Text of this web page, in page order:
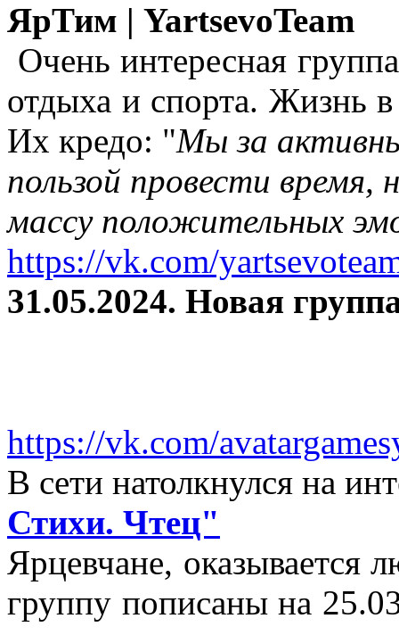
ЯрТим | YartsevoTeam
Очень интересная
отдыха и спорта. Жизнь
Их кредо: "Мы за
пользой провести время,
массу положительных
https://vk.com/
31.05.2024. Новая
https://vk.com/
В сети натолкнулся на
Стихи. Чтец"
Ярцевчане, оказывается
группу пописаны на